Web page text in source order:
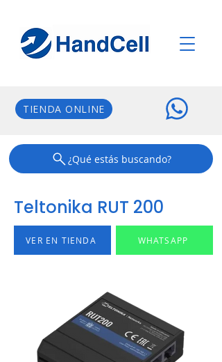
TIENDA ONLINE
¿Qué estás buscando?
Teltonika RUT 200
VER EN TIENDA WHATSAPP